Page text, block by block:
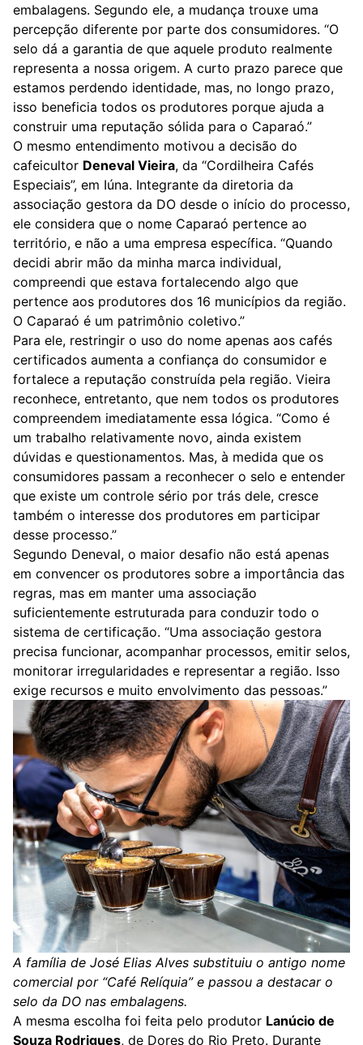
embalagens. Segundo ele, a mudança trouxe uma
percepção diferente por parte dos consumidores. “O
selo dá a garantia de que aquele produto realmente
representa a nossa origem. A curto prazo parece que
estamos perdendo identidade, mas, no longo prazo,
isso beneficia todos os produtores porque ajuda a
construir uma reputação sólida para o Caparaó.”
O mesmo entendimento motivou a decisão do
cafeicultor Deneval Vieira, da “Cordilheira Cafés
Especiais”, em Iúna. Integrante da diretoria da
associação gestora da DO desde o início do processo,
ele considera que o nome Caparaó pertence ao
território, e não a uma empresa específica. “Quando
decidi abrir mão da minha marca individual,
compreendi que estava fortalecendo algo que
pertence aos produtores dos 16 municípios da região.
O Caparaó é um patrimônio coletivo.”
Para ele, restringir o uso do nome apenas aos cafés
certificados aumenta a confiança do consumidor e
fortalece a reputação construída pela região. Vieira
reconhece, entretanto, que nem todos os produtores
compreendem imediatamente essa lógica. “Como é
um trabalho relativamente novo, ainda existem
dúvidas e questionamentos. Mas, à medida que os
consumidores passam a reconhecer o selo e entender
que existe um controle sério por trás dele, cresce
também o interesse dos produtores em participar
desse processo.”
Segundo Deneval, o maior desafio não está apenas
em convencer os produtores sobre a importância das
regras, mas em manter uma associação
suficientemente estruturada para conduzir todo o
sistema de certificação. “Uma associação gestora
precisa funcionar, acompanhar processos, emitir selos,
monitorar irregularidades e representar a região. Isso
exige recursos e muito envolvimento das pessoas.”
A família de José Elias Alves substituiu o antigo nome
comercial por “Café Relíquia” e passou a destacar o
selo da DO nas embalagens.
A mesma escolha foi feita pelo produtor Lanúcio de
Souza Rodrigues, de Dores do Rio Preto. Durante